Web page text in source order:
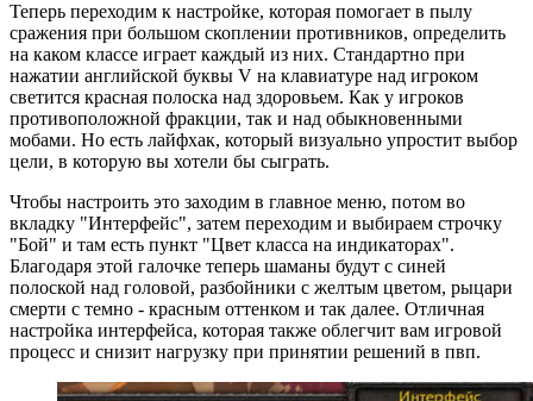
Теперь переходим к настройке, которая помогает в пылу
сражения при большом скоплении противников, определить
на каком классе играет каждый из них. Стандартно при
нажатии английской буквы V на клавиатуре над игроком
светится красная полоска над здоровьем. Как у игроков
противоположной фракции, так и над обыкновенными
мобами. Но есть лайфхак, который визуально упростит выбор
цели, в которую вы хотели бы сыграть.
Чтобы настроить это заходим в главное меню, потом во
вкладку "Интерфейс", затем переходим и выбираем строчку
"Бой" и там есть пункт "Цвет класса на индикаторах".
Благодаря этой галочке теперь шаманы будут с синей
полоской над головой, разбойники с желтым цветом, рыцари
смерти с темно - красным оттенком и так далее. Отличная
настройка интерфейса, которая также облегчит вам игровой
процесс и снизит нагрузку при принятии решений в пвп.